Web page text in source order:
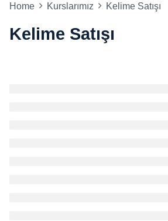
Home Kurslarımız Kelime Satışı
Kelime Satışı